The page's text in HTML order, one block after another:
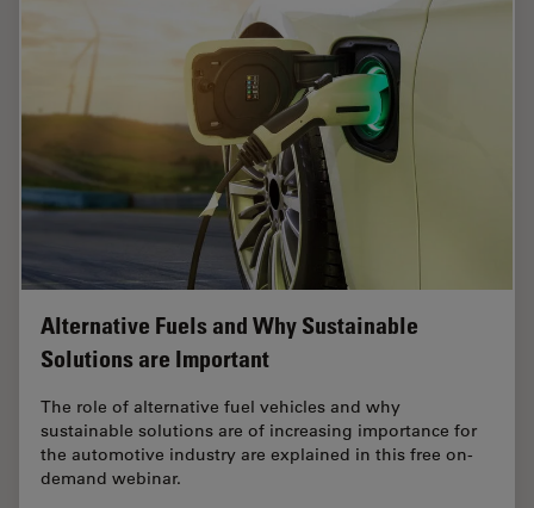
Alternative Fuels and Why Sustainable
Solutions are Important
The role of alternative fuel vehicles and why
sustainable solutions are of increasing importance for
the automotive industry are explained in this free on-
demand webinar.